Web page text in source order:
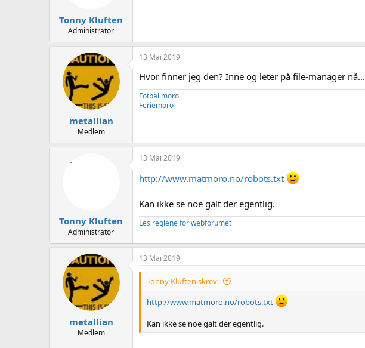
Tonny Kluften
Administrator
metallian
Medlem
13 Mai 2019
Hvor finner jeg den? Inne og leter på file-manager nå...
Fotballmoro
Feriemoro
Tonny Kluften
Administrator
13 Mai 2019
http://www.matmoro.no/robots.txt
Kan ikke se noe galt der egentlig.
Les reglene for webforumet
metallian
Medlem
13 Mai 2019
Tonny Kluften skrev:
http://www.matmoro.no/robots.txt
Kan ikke se noe galt der egentlig.